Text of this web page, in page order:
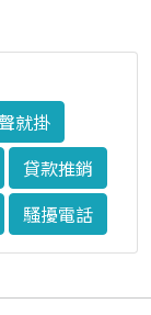
就掛
貸款推銷
騷擾電話